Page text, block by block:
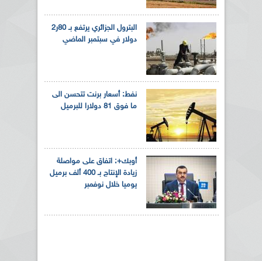
البترول الجزائري يرتفع بـ 80ر2
دولار في سبتمبر الماضي
نفط: أسعار برنت تتحسن الى
ما فوق 81 دولارا للبرميل
أوبك+: اتفاق على مواصلة
زيادة الإنتاج بـ 400 ألف برميل
يوميا خلال نوفمبر